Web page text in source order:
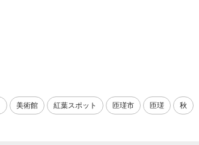
美術館 紅葉スポット 匝瑳市 匝瑳 秋